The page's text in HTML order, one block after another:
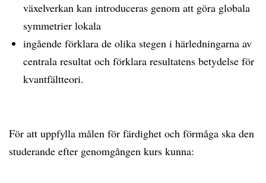
växelverkan kan introduceras genom att göra globala
symmetrier lokala
ingående förklara de olika stegen i härledningarna av
centrala resultat och förklara resultatens betydelse för
kvantfältteori.
För att uppfylla målen för färdighet och förmåga ska den
studerande efter genomgången kurs kunna: